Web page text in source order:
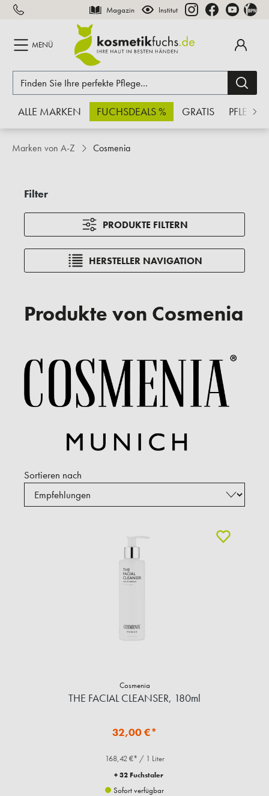
springen Magazin Institut
MENÜ
ALLE MARKEN FUCHSDEALS % GRATIS PFLEGE
Marken von A-Z Cosmenia
Filter
PRODUKTE FILTERN
HERSTELLER NAVIGATION
Produkte von Cosmenia
Sortieren nach
Cosmenia
THE FACIAL CLEANSER, 180ml
32,00 €*
168,42 €* / 1 Liter
+ 32 Fuchstaler
Sofort verfügbar